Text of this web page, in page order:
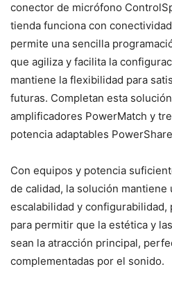
conector de micrófono
tienda funciona con
permite una sencilla
que agiliza y facilita la
mantiene la flexibilidad para
futuras. Completan esta
amplificadores PowerMatch y
potencia adaptables
Con equipos y potencia
de calidad, la solución mantiene
escalabilidad y configurabilidad,
para permitir que la estética y
sean la atracción principal,
complementadas por el sonido.